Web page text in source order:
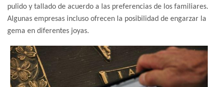
pulido y tallado de acuerdo a las preferencias de los familiares.
Algunas empresas incluso ofrecen la posibilidad de engarzar la
gema en diferentes joyas.